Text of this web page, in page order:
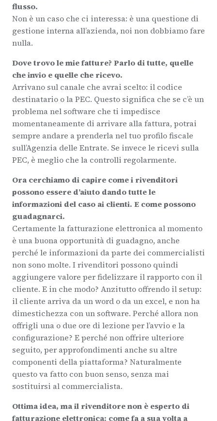
flusso.
Non è un caso che ci interessa: è una questione di
gestione interna all’azienda, noi non dobbiamo fare
nulla.
Dove trovo le mie fatture? Parlo di tutte, quelle
che invio e quelle che ricevo.
Arrivano sul canale che avrai scelto: il codice
destinatario o la PEC. Questo significa che se c’è un
problema nel software che ti impedisce
momentaneamente di arrivare alla fattura, potrai
sempre andare a prenderla nel tuo profilo fiscale
sull’Agenzia delle Entrate. Se invece le ricevi sulla
PEC, è meglio che la controlli regolarmente.
Ora cerchiamo di capire come i rivenditori
possono essere d’aiuto dando tutte le
informazioni del caso ai clienti. E come possono
guadagnarci.
Certamente la fatturazione elettronica al momento
è una buona opportunità di guadagno, anche
perché le informazioni da parte dei commercialisti
non sono molte. I rivenditori possono quindi
aggiungere valore per fidelizzare il rapporto con il
cliente. E in che modo? Anzitutto offrendo il setup:
il cliente arriva da un word o da un excel, e non ha
dimestichezza con un software. Perché allora non
offrigli una o due ore di lezione per l’avvio e la
configurazione? E perché non offrire ulteriore
seguito, per approfondimenti anche su altre
componenti della piattaforma? Naturalmente
questo va fatto con buon senso, senza mai
sostituirsi al commercialista.
Ottima idea, ma il rivenditore non è esperto di
fatturazione elettronica: come fa a sua volta a